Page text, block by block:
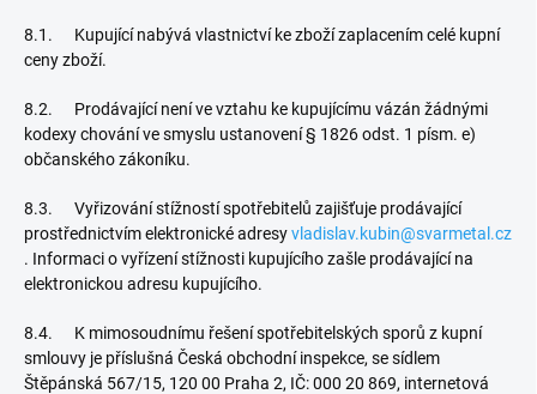
8.1. Kupující nabývá vlastnictví ke zboží zaplacením celé kupní
ceny zboží.
8.2. Prodávající není ve vztahu ke kupujícímu vázán žádnými
kodexy chování ve smyslu ustanovení § 1826 odst. 1 písm. e)
občanského zákoníku.
8.3. Vyřizování stížností spotřebitelů zajišťuje prodávající
prostřednictvím elektronické adresyvladislav.kubin@svarmetal.cz
. Informaci o vyřízení stížnosti kupujícího zašle prodávající na
elektronickou adresu kupujícího.
8.4. K mimosoudnímu řešení spotřebitelských sporů z kupní
smlouvy je příslušná Česká obchodní inspekce, se sídlem
Štěpánská 567/15, 120 00 Praha 2, IČ: 000 20 869, internetová